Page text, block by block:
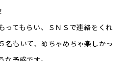
ってもらい、ＳＮＳで連絡をくれ
名もいて、めちゃめちゃ楽しかっ